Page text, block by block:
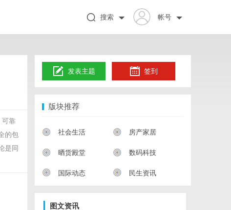
帐号
搜索
可靠
的包
是同
发表主题 签到
版块推荐
社会生活 房产家居
晒货殿堂 数码科技
国际动态 民生资讯
图文资讯